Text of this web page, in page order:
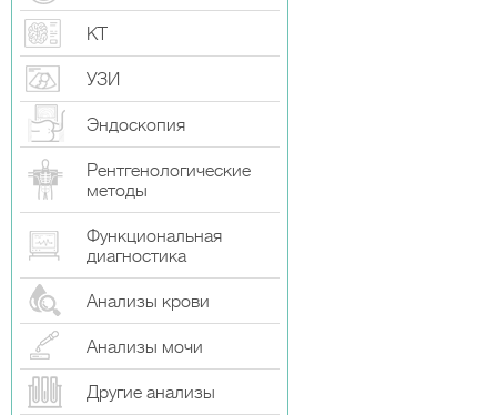
КТ
УЗИ
Эндоскопия
Рентгенологические
методы
Функциональная
диагностика
Анализы крови
Анализы мочи
Другие анализы